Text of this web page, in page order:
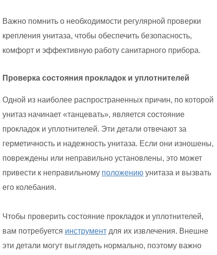
Важно помнить о необходимости регулярной проверки
крепления унитаза, чтобы обеспечить безопасность,
комфорт и эффективную работу санитарного прибора.
Проверка состояния прокладок и уплотнителей
Одной из наиболее распространенных причин, по которой
унитаз начинает «танцевать», является состояние
прокладок и уплотнителей. Эти детали отвечают за
герметичность и надежность унитаза. Если они изношены,
повреждены или неправильно установлены, это может
привести к неправильному положению унитаза и вызвать
его колебания.
Чтобы проверить состояние прокладок и уплотнителей,
вам потребуется инструмент для их извлечения. Внешне
эти детали могут выглядеть нормально, поэтому важно